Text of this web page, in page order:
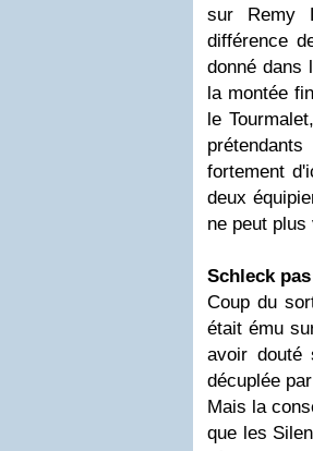
sur Remy
différence
donné dans
la montée
le
fortement
deux
ne peut
Schleck
Coup du
était ému
avoir douté
décuplée
Mais la
que les